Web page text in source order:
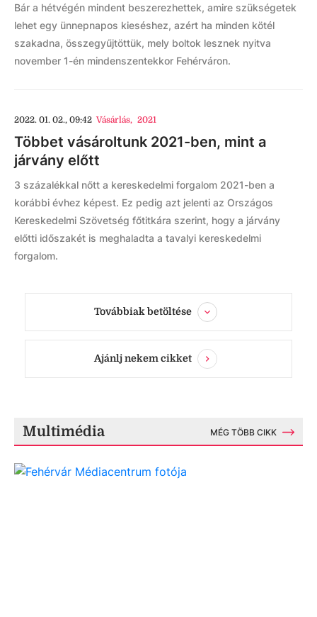
Bár a hétvégén mindent beszerezhettek, amire szükségetek
lehet egy ünnepnapos kieséshez, azért ha minden kötél
szakadna, összegyűjtöttük, mely boltok lesznek nyitva
november 1-én mindenszentekkor Fehérváron.
2022. 01. 02., 09:42 Vásárlás, 2021
Többet vásároltunk 2021-ben, mint a
járvány előtt
3 százalékkal nőtt a kereskedelmi forgalom 2021-ben a
korábbi évhez képest. Ez pedig azt jelenti az Országos
Kereskedelmi Szövetség főtitkára szerint, hogy a járvány
előtti időszakét is meghaladta a tavalyi kereskedelmi
forgalom.
Továbbiak betöltése
Ajánlj nekem cikket
Multimédia MÉG TÖBB CIKK